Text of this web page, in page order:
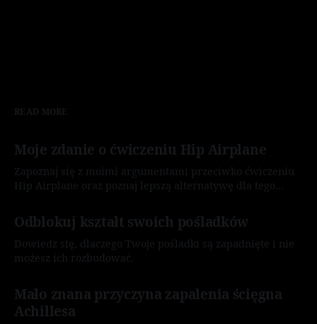
READ MORE
Moje zdanie o ćwiczeniu Hip Airplane
Zapoznaj się z moimi argumentami przeciwko ćwiczeniu
Hip Airplane oraz poznaj lepszą alternatywę dla tego
Odblokuj kształt swoich pośladków
Dowiedz się, dlaczego Twoje pośladki są zapadnięte i nie
możesz ich rozbudować.
Mało znana przyczyna zapalenia ścięgna
Achillesa